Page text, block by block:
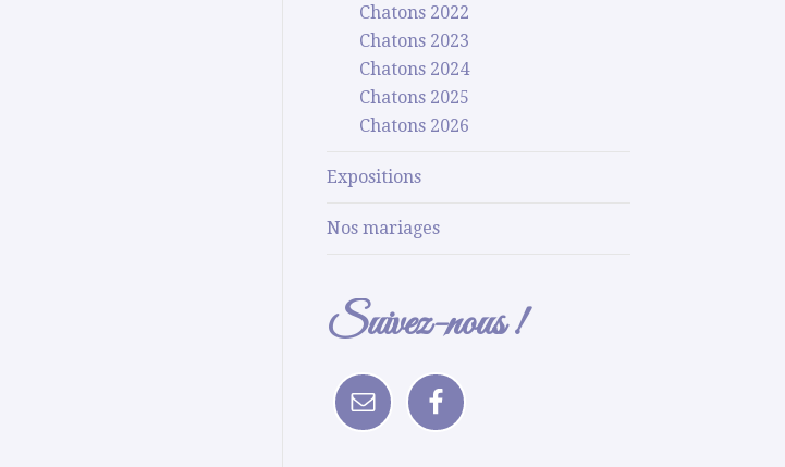
Chatons 2022
Chatons 2023
Chatons 2024
Chatons 2025
Chatons 2026
Expositions
Nos mariages
Suivez-nous !